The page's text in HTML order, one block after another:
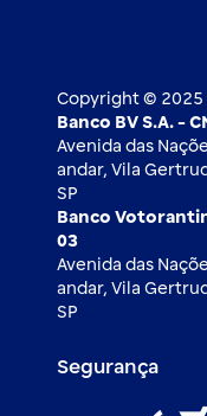
Câmbio e
Notícias
Copyright © 2025
Banco BV S.A. -
Avenida das
andar, Vila
SP
Banco
03
Avenida das
andar, Vila
SP
Segurança